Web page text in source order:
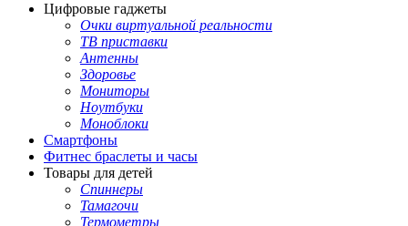
Цифровые гаджеты
Очки виртуальной реальности
ТВ приставки
Антенны
Здоровье
Мониторы
Ноутбуки
Моноблоки
Смартфоны
Фитнес браслеты и часы
Товары для детей
Спиннеры
Тамагочи
Термометры